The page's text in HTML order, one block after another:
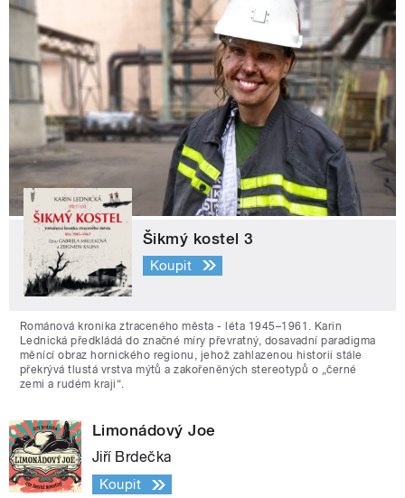
Šikmý kostel 3
Koupit
Románová kronika ztraceného města - léta 1945–1961. Karin
Lednická předkládá do značné míry převratný, dosavadní paradigma
měnící obraz hornického regionu, jehož zahlazenou historii stále
překrývá tlustá vrstva mýtů a zakořeněných stereotypů o „černé
zemi a rudém kraji“.
Limonádový Joe
Jiří Brdečka
Koupit